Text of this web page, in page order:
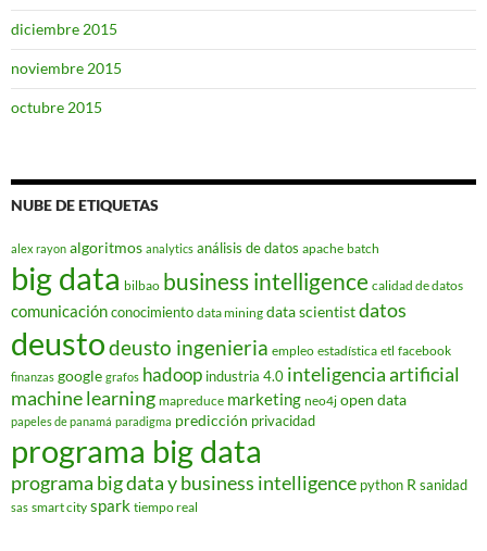
diciembre 2015
noviembre 2015
octubre 2015
NUBE DE ETIQUETAS
alex rayon algoritmos analytics análisis de datos apache batch
big data bilbao business intelligence calidad de datos
comunicaciónconocimiento data mining data scientistdatos
deustodeusto ingenieria empleo estadística etl facebook
finanzas google grafos hadoop industria 4.0 inteligencia artificial
machine learning mapreduce marketing neo4j open data
papeles de panamá paradigma predicción privacidad
programa big data
programa big data y business intelligence python R sanidad
sas smart city spark tiempo real